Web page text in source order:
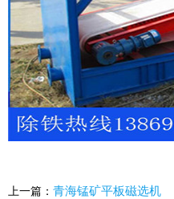
上一篇： 青海锰矿平板磁选机